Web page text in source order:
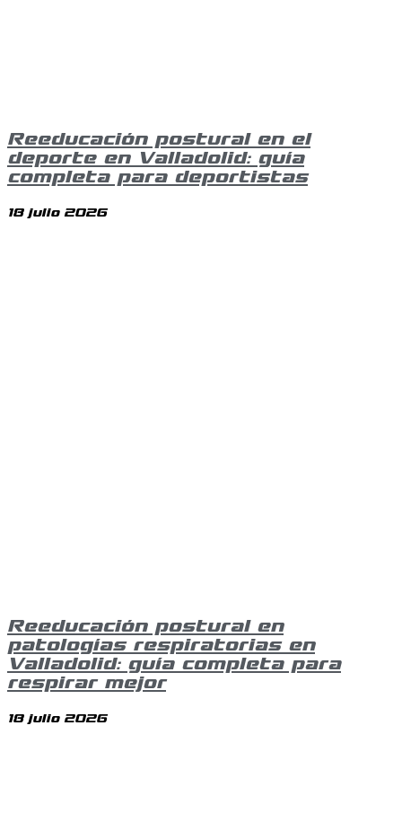
Reeducación postural en el
deporte en Valladolid: guía
completa para deportistas
18 julio 2026
Reeducación postural en
patologías respiratorias en
Valladolid: guía completa para
respirar mejor
18 julio 2026